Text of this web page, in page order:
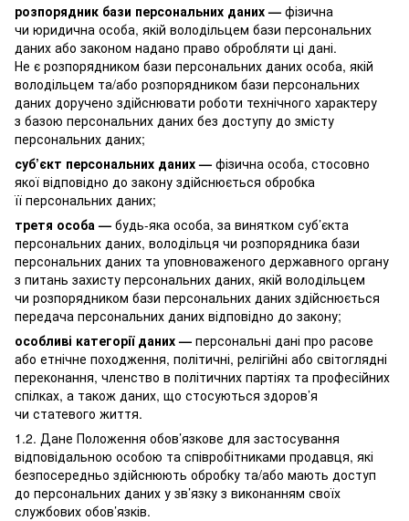
розпорядник бази персональних даних — фізична
чи юридична особа, якій володільцем бази персональних
даних або законом надано право обробляти ці дані.
Не є розпорядником бази персональних даних особа, якій
володільцем та/або розпорядником бази персональних
даних доручено здійснювати роботи технічного характеру
з базою персональних даних без доступу до змісту
персональних даних;
суб’єкт персональних даних — фізична особа, стосовно
якої відповідно до закону здійснюється обробка
її персональних даних;
третя особа — будь-яка особа, за винятком суб’єкта
персональних даних, володільця чи розпорядника бази
персональних даних та уповноваженого державного органу
з питань захисту персональних даних, якій володільцем
чи розпорядником бази персональних даних здійснюється
передача персональних даних відповідно до закону;
особливі категорії даних — персональні дані про расове
або етнічне походження, політичні, релігійні або світоглядні
переконання, членство в політичних партіях та професійних
спілках, а також даних, що стосуються здоров’я
чи статевого життя.
1.2. Дане Положення обов’язкове для застосування
відповідальною особою та співробітниками продавця, які
безпосередньо здійснюють обробку та/або мають доступ
до персональних даних у зв’язку з виконанням своїх
службових обов’язків.